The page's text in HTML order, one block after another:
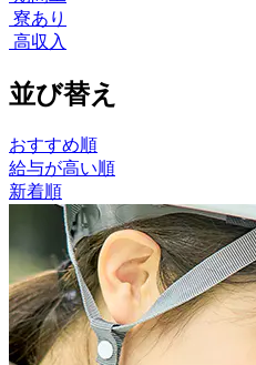
寮あり
高収入
並び替え
おすすめ順
給与が高い順
新着順